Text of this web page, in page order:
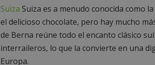
Suiza Suiza es a menudo conocida como
el delicioso chocolate, pero hay mucho
de Berna reúne todo el encanto clásico
interraileros, lo que la convierte en una
Europa.